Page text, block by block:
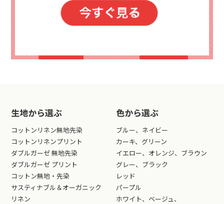
生地から選ぶ
コットンリネン無地先染
コットンリネンプリント
ダブルガーゼ 無地先染
ダブルガーゼ プリント
コットン無地・先染
サスティナブル＆オーガニック
リネン
色から選ぶ
ブルー、ネイビー
カーキ、グリーン
イエロー、オレンジ、ブラウン
グレー、ブラック
レッド
パープル
ホワイト、ベージュ、